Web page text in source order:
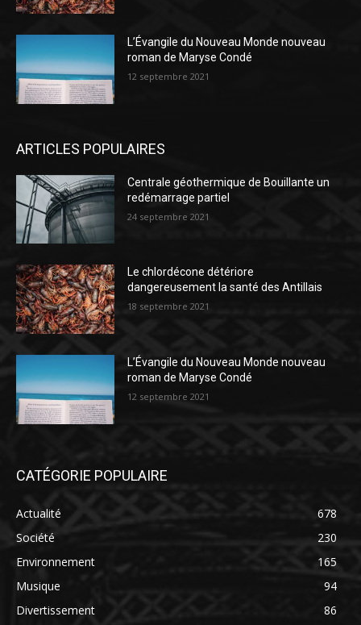
L’Évangile du Nouveau Monde nouveau
roman de Maryse Condé
12 septembre 2021
ARTICLES POPULAIRES
Centrale géothermique de Bouillante un
redémarrage partiel
24 septembre 2021
Le chlordécone détériore
dangereusement la santé des Antillais
18 septembre 2021
L’Évangile du Nouveau Monde nouveau
roman de Maryse Condé
12 septembre 2021
CATÉGORIE POPULAIRE
Actualité
678
Société
230
Environnement
165
Musique
94
Divertissement
86